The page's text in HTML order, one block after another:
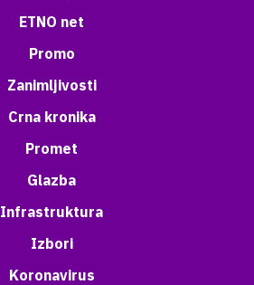
ETNO net
Promo
Zanimljivosti
Crna kronika
Promet
Glazba
Infrastruktura
Izbori
Koronavirus